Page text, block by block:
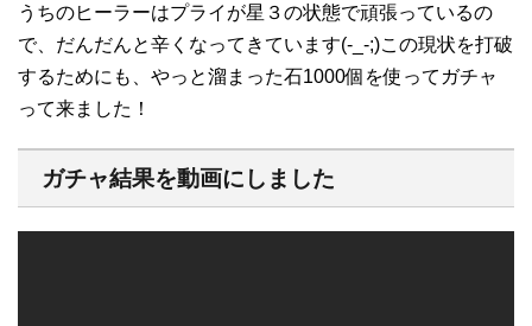
うちのヒーラーはプライが星３の状態で頑張っているの
で、だんだんと辛くなってきています(-_-;)この現状を打破
するためにも、やっと溜まった石1000個を使ってガチャ
って来ました！
ガチャ結果を動画にしました